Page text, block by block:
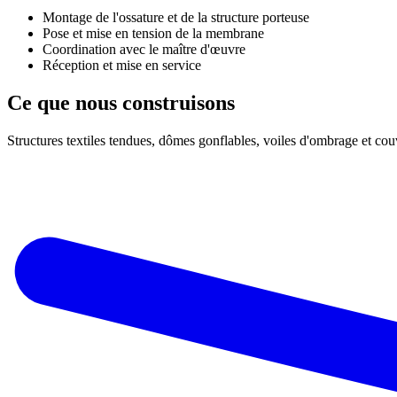
Montage de l'ossature et de la structure porteuse
Pose et mise en tension de la membrane
Coordination avec le maître d'œuvre
Réception et mise en service
Ce que nous construisons
Structures textiles tendues, dômes gonflables, voiles d'ombrage et